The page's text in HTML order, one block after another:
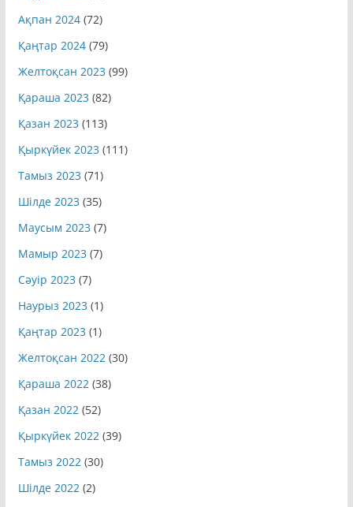
Ақпан 2024(72)
Қаңтар 2024(79)
Желтоқсан 2023 (99)
Қараша 2023 (82)
Қазан 2023 (113)
Қыркүйек 2023 (111)
Тамыз 2023 (71)
Шілде 2023 (35)
Маусым 2023 (7)
Мамыр 2023 (7)
Сәуір 2023 (7)
Наурыз 2023 (1)
Қаңтар 2023 (1)
Желтоқсан 2022(30)
Қараша 2022(38)
Қазан 2022(52)
Қыркүйек 2022(39)
Тамыз 2022(30)
Шілде 2022(2)